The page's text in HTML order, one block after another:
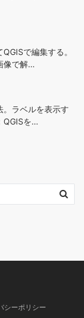
で編集する。
像で解…
。ラベルを表示す
QGISを…
シーポリシー